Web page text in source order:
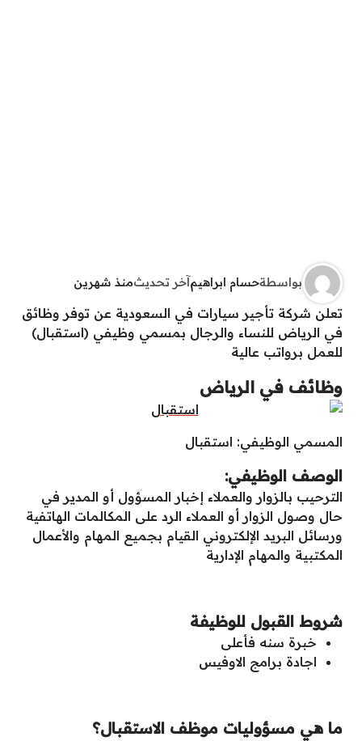
بواسطةحسام ابراهيمآخر تحديثمنذ شهرين
تعلن شركة تأجير سيارات في السعودية عن توفر وظائق
في الرياض للنساء والرجال بمسمي وظيفي (استقبال)
للعمل برواتب عالية
وظائف في الرياض
المسمي الوظيفي: استقبال
الوصف الوظيفي:
الترحيب بالزوار والعملاء إخبار المسؤول أو المدير في
حال وصول الزوار أو العملاء الرد على المكالمات الهاتفية
ورسائل البريد الإلكتروني القيام بجميع المهام والأعمال
المكتبية والمهام الإدارية
شروط القبول للوظيفة
خبرة سنه فأعلى
اجادة برامج الاوفيس
ما هي مسؤوليات موظف الاستقبال؟